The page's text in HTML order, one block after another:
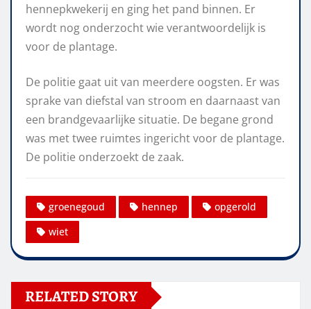
hennepkwekerij en ging het pand binnen. Er
wordt nog onderzocht wie verantwoordelijk is
voor de plantage.
De politie gaat uit van meerdere oogsten. Er was
sprake van diefstal van stroom en daarnaast van
een brandgevaarlijke situatie. De begane grond
was met twee ruimtes ingericht voor de plantage.
De politie onderzoekt de zaak.
groenegoud hennep
opgerold
wiet
RELATED STORY